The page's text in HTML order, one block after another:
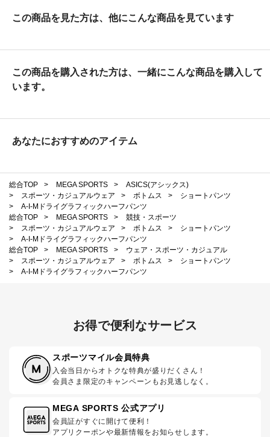
この商品を見た方は、他にこんな商品を見ています
この商品を購入された方は、一緒にこんな商品を購入して
います。
あなたにおすすめのアイテム
総合TOP > MEGA SPORTS >
ASICS(アシックス)
>
スポーツ・カジュアルウェア > ボトムス >
ショートパンツ
>
A-I-Mドライグラフィックハーフパンツ
総合TOP
> MEGA SPORTS >
競技・スポーツ
>
スポーツ・カジュアルウェア > ボトムス >
ショートパンツ
>
A-I-Mドライグラフィックハーフパンツ
総合TOP
> MEGA SPORTS >
ウェア・スポーツ・カジュアル
>
スポーツ・カジュアルウェア > ボトムス >
ショートパンツ
>
A-I-Mドライグラフィックハーフパンツ
お得で便利なサービス
スポーツマイル会員特典
入会当日からオトクな特典が盛りだくさん！
会員さま限定のキャンペーンもお見逃しなく。
MEGA SPORTS 公式アプリ
会員証がすぐに開けて便利！
アプリクーポンや最新情報をお知らせします。